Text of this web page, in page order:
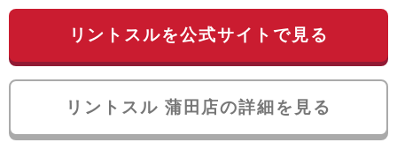
リントスルを公式サイトで見る
リントスル 蒲田店の詳細を見る